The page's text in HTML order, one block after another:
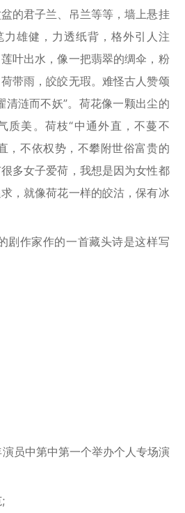
的君子兰、吊兰等等，墙上悬挂
力雄健，力透纸背，格外引人注
叶出水，像一把翡翠的绸伞，粉
带雨，皎皎无瑕。难怪古人赞颂
清涟而不妖”。荷花像一颗出尘的
质美。荷枝“中通外直，不蔓不
，不依权势，不攀附世俗富贵的
多女子爱荷，我想是因为女性都
，就像荷花一样的皎沽，保有冰
剧作家作的一首藏头诗是这样写
员中第中第一个举办个人专场演